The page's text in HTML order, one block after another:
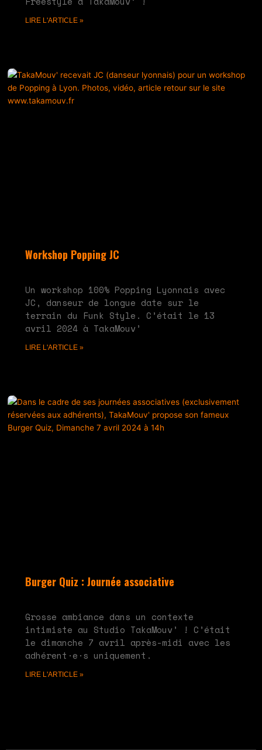
LIRE L'ARTICLE »
Workshop Popping JC
Un workshop 100% Popping Lyonnais avec
JC, danseur de longue date sur le
terrain du Funk Style. C’était le 13
avril 2024 à TakaMouv’
LIRE L'ARTICLE »
Burger Quiz : Journée associative
Grosse ambiance dans un contexte
intimiste au Studio TakaMouv’ ! C’était
le dimanche 7 avril après-midi avec les
adhérent·e·s uniquement.
LIRE L'ARTICLE »